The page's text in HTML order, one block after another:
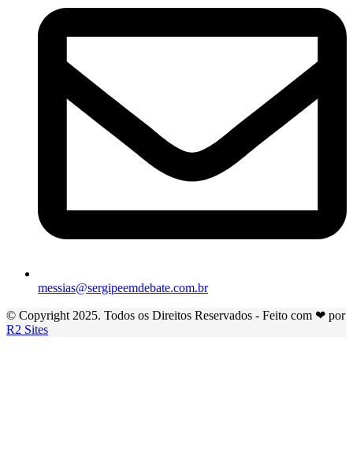
messias@sergipeemdebate.com.br
© Copyright 2025. Todos os Direitos Reservados - Feito com ❤ por
R2 Sites